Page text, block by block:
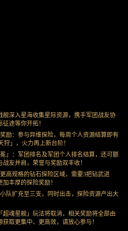
深入星海收集星际资源，携手军团战友协
途等你开拓！
励：参与异维探险，每周个人资源结算即有
」，火力再上新台阶！
」：军团排名及军团个人排名结算，还可额
友并肩，荣誉与奖励双丰收！
高规格的钻石探险区域，需要3把钻武进
丰厚的探险奖励！
队扩充至三支，同时出击，探险资源产出大
超魂星舰」玩法将取消，相关奖励将全部由
取更集中、更高效，请放心参与！